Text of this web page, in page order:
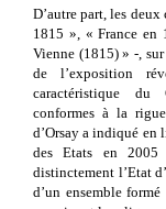
D’autre part, les deux
1815 », « France en
Vienne (1815) » -,
de l’exposition
caractéristique
conformes à la
d’Orsay a indiqué
des Etats en
distinctement l’Etat
d’un ensemble